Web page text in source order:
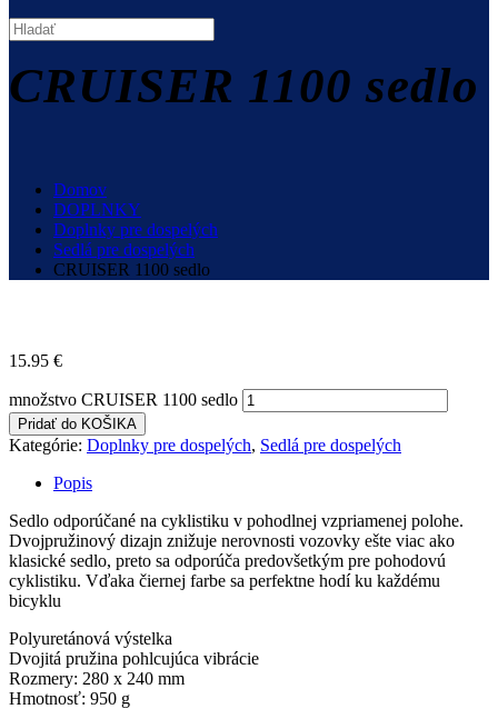
CRUISER 1100 sedlo
Domov
DOPLNKY
Doplnky pre dospelých
Sedlá pre dospelých
CRUISER 1100 sedlo
15.95 €
množstvo CRUISER 1100 sedlo
Pridať do KOŠIKA
Kategórie: Doplnky pre dospelých, Sedlá pre dospelých
Popis
Sedlo odporúčané na cyklistiku v pohodlnej vzpriamenej polohe.
Dvojpružinový dizajn znižuje nerovnosti vozovky ešte viac ako
klasické sedlo, preto sa odporúča predovšetkým pre pohodovú
cyklistiku. Vďaka čiernej farbe sa perfektne hodí ku každému
bicyklu
Polyuretánová výstelka
Dvojitá pružina pohlcujúca vibrácie
Rozmery: 280 x 240 mm
Hmotnosť: 950 g